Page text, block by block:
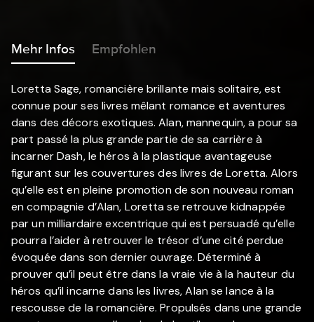
Mehr Infos Empfohlen
Loretta Sage, romancière brillante mais solitaire, est
connue pour ses livres mêlant romance et aventures
dans des décors exotiques. Alan, mannequin, a pour sa
part passé la plus grande partie de sa carrière à
incarner Dash, le héros à la plastique avantageuse
figurant sur les couvertures des livres de Loretta. Alors
qu’elle est en pleine promotion de son nouveau roman
en compagnie d’Alan, Loretta se retrouve kidnappée
par un milliardaire excentrique qui est persuadé qu’elle
pourra l’aider à retrouver le trésor d’une cité perdue
évoquée dans son dernier ouvrage. Déterminé à
prouver qu’il peut être dans la vraie vie à la hauteur du
héros qu’il incarne dans les livres, Alan se lance à la
rescousse de la romancière. Propulsés dans une grande